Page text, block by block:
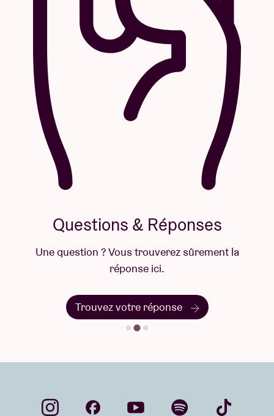
Questions & Réponses
Une question ? Vous trouverez sûrement la
réponse ici.
Trouvez votre réponse